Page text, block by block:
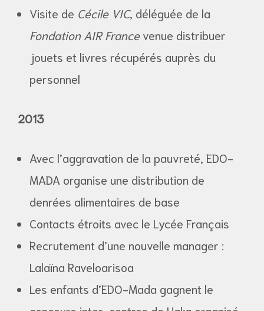
Visite de Cécile VIC, déléguée de la
Fondation AIR Francevenue distribuer
jouets et livres récupérés auprès du
personnel
2013
Avec l’aggravation de la pauvreté, EDO-
MADA organise une distribution de
denrées alimentaires de base
Contacts étroits avec le Lycée Français
Recrutement d’une nouvelle manager :
Lalaïna Raveloarisoa
Les enfants d’EDO-Mada gagnent le